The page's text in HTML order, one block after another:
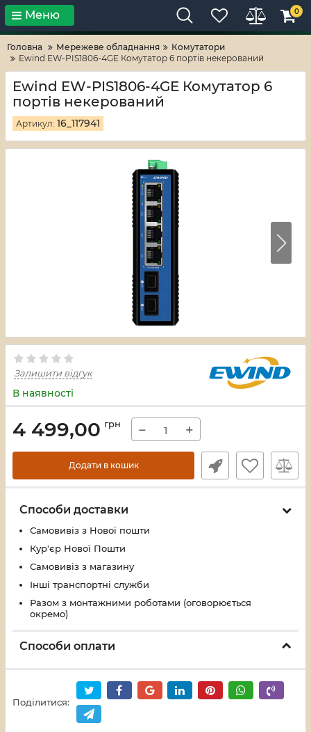
Тільки високі технології! RV-ZAFT
Меню 0
Головна Мережеве обладнання
Комутатори
Ewind EW-PIS1806-4GE Комутатор 6 портів некерований
Ewind EW-PIS1806-4GE Комутатор 6
портів некерований
Артикул: 16_117941
Залишити відгук
В наявності
4 499,00 грн − +
Додати в кошик
Способи доставки
Самовивіз з Нової пошти
Кур'єр Нової Пошти
Самовивіз з магазину
Інші транспортні служби
Разом з монтажними роботами (оговорюється
окремо)
Способи оплати
Поділитися: